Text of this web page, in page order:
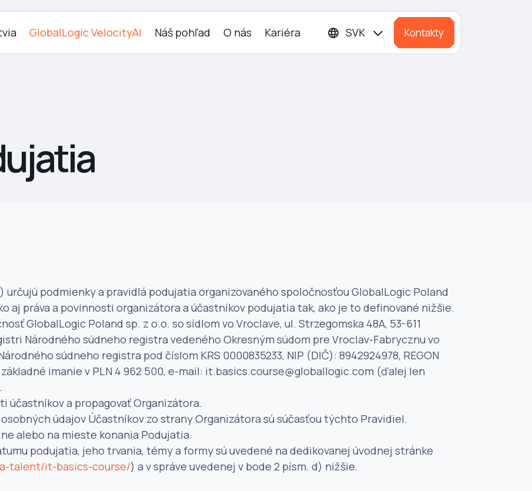
GlobalLogic VelocityAI Náš pohľad O nás Kariéra SVK Kontakty
určujú podmienky a pravidlá podujatia organizovaného spoločnosťou GlobalLogic Poland
aj práva a povinnosti organizátora a účastníkov podujatia tak, ako je to definované nižšie.
GlobalLogic Poland sp. z o.o. so sídlom vo Vroclave, ul. Strzegomska 48A, 53-611
Národného súdneho registra vedeného Okresným súdom pre Vroclav-Fabrycznu vo
súdneho registra pod číslom KRS 0000835233, NIP (DIČ): 8942924978, REGON
základné imanie v PLN 4 962 500, e-mail: it.basics.course@globallogic.com (ďalej len
a propagovať Organizátora.
údajov Účastníkov zo strany Organizátora sú súčasťou týchto Pravidiel.
alebo na mieste konania Podujatia.
podujatia, jeho trvania, témy a formy sú uvedené na dedikovanej úvodnej stránke
talent/it-basics-course/) a v správe uvedenej v bode 2 písm. d) nižšie.